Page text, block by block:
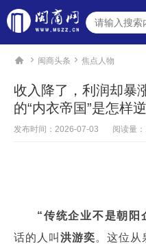
  闽商头条  焦点人物
收入降了，利润却暴
的“内衣帝国”是怎样
发布时间： 2026-07-03 阅读量
“传统企业不是朝阳
话的人叫 洪游奕。这位从